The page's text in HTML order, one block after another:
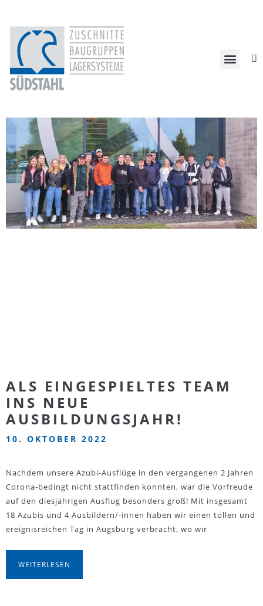
ALS EINGESPIELTES TEAM
INS NEUE
AUSBILDUNGSJAHR!
10. OKTOBER 2022
Nachdem unsere Azubi-Ausflüge in den vergangenen 2 Jahren
Corona-bedingt nicht stattfinden konnten, war die Vorfreude
auf den diesjährigen Ausflug besonders groß! Mit insgesamt
18 Azubis und 4 Ausbildern/-innen haben wir einen tollen und
ereignisreichen Tag in Augsburg verbracht, wo wir
WEITERLESEN